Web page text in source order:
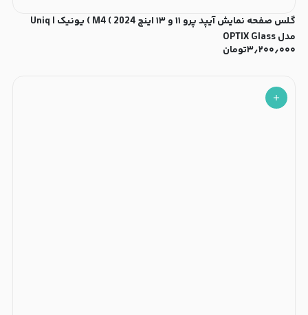
گلس صفحه نمایش آیپد پرو ۱۱ و ۱۳ اینچ M4 ( 2024 ) یونیک | Uniq
مدل OPTIX Glass
۳٫۲۰۰٫۰۰۰تومان